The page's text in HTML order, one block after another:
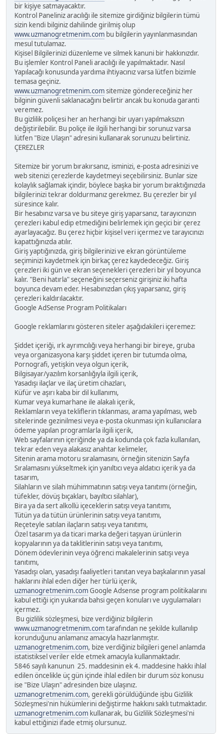
bir kişiye satmayacaktır.
Kontrol Paneliniz aracılığı ile sitemize girdiğiniz bilgilerin tümü
sizin kendi bilginiz dahilinde girilmiş olup
www.uzmanogretmenim.com bu bilgilerin yayınlanmasından
mesul tutulamaz.
Kişisel Bilgilerinizi düzenleme ve silmek kanuni bir hakkınızdır.
Bu işlemler Kontrol Paneli aracılığı ile yapılmaktadır. Nasıl
Yapılacağı konusunda yardıma ihtiyacınız varsa lütfen bizimle
temasa geçiniz.
www.uzmanogretmenim.comsitemize göndereceğiniz her
bilginin güvenli saklanacağını belirtir ancak bu konuda garanti
veremez.
Bu gizlilik poliçesi her an herhangi bir uyarı yapılmaksızın
değiştirilebilir. Bu poliçe ile ilgili herhangi bir sorunuz varsa
lütfen "Bize Ulaşın" adresini kullanarak sorunuzu belirtiniz.
ÇEREZLER
Sitemize bir yorum bırakırsanız, isminizi, e-posta adresinizi ve
web sitenizi çerezlerde kaydetmeyi seçebilirsiniz. Bunlar size
kolaylık sağlamak içindir, böylece başka bir yorum bıraktığınızda
bilgilerinizi tekrar doldurmanız gerekmez. Bu çerezler bir yıl
süresince kalır.
Bir hesabınız varsa ve bu siteye giriş yaparsanız, tarayıcınızın
çerezleri kabul edip etmediğini belirlemek için geçici bir çerez
ayarlayacağız. Bu çerez hiçbir kişisel veri içermez ve tarayıcınızı
kapattığınızda atılır.
Giriş yaptığınızda, giriş bilgilerinizi ve ekran görüntüleme
seçiminizi kaydetmek için birkaç çerez kaydedeceğiz. Giriş
çerezleri iki gün ve ekran seçenekleri çerezleri bir yıl boyunca
kalır. "Beni hatırla" seçeneğini seçerseniz girişiniz iki hafta
boyunca devam eder. Hesabınızdan çıkış yaparsanız, giriş
çerezleri kaldırılacaktır.
Google AdSense Program Politikaları
Google reklamlarını gösteren siteler aşağıdakileri içeremez:
Şiddet içeriği, ırk ayrımcılığı veya herhangi bir bireye, gruba
veya organizasyona karşı şiddet içeren bir tutumda olma,
Pornografi, yetişkin veya olgun içerik,
Bilgisayar/yazılım korsanlığıyla ilgili içerik,
Yasadışı ilaçlar ve ilaç üretim cihazları,
Küfür ve aşırı kaba bir dil kullanımı,
Kumar veya kumarhane ile alakalı içerik,
Reklamların veya tekliflerin tıklanması, arama yapılması, web
sitelerinde gezinilmesi veya e-posta okunması için kullanıcılara
ödeme yapılan programlarla ilgili içerik,
Web sayfalarının içeriğinde ya da kodunda çok fazla kullanılan,
tekrar eden veya alakasız anahtar kelimeler,
Sitenin arama motoru sıralamasını, örneğin sitenizin Sayfa
Sıralamasını yükseltmek için yanıltıcı veya aldatıcı içerik ya da
tasarım,
Silahların ve silah mühimmatının satışı veya tanıtımı (örneğin,
tüfekler, dövüş bıçakları, bayıltıcı silahlar),
Bira ya da sert alkollü içeceklerin satışı veya tanıtımı,
Tütün ya da tütün ürünlerinin satışı veya tanıtımı,
Reçeteyle satılan ilaçların satışı veya tanıtımı,
Özel tasarım ya da ticari marka değeri taşıyan ürünlerin
kopyalarının ya da taklitlerinin satışı veya tanıtımı,
Dönem ödevlerinin veya öğrenci makalelerinin satışı veya
tanıtımı,
Yasadışı olan, yasadışı faaliyetleri tanıtan veya başkalarının yasal
haklarını ihlal eden diğer her türlü içerik,
uzmanogretmenim.comGoogle Adsense program politikalarını
kabul ettiği için yukarıda bahsi geçen konuları ve uygulamaları
içermez.
Bu gizlilik sözleşmesi, bize verdiğiniz bilgilerin
www.uzmanogretmenim.comtarafından ne şekilde kullanılıp
korunduğunu anlamanız amacıyla hazırlanmıştır.
uzmanogretmenim.com, bize verdiğiniz bilgileri genel anlamda
istatistiksel veriler elde etmek amacıyla kullanmaktadır.
5846 sayılı kanunun 25. maddesinin ek 4. maddesine hakkı ihlal
edilen öncelikle üç gün içinde ihlal edilen bir durum söz konusu
ise "Bize Ulaşın" adresinden bize ulaşınız.
uzmanogretmenim.com, gerekli görüldüğünde işbu Gizlilik
Sözleşmesi'nin hükümlerini değiştirme hakkını saklı tutmaktadır.
uzmanogretmenim.com kullanarak, bu Gizlilik Sözleşmesi'ni
kabul ettiğinizi ifade etmiş olursunuz.